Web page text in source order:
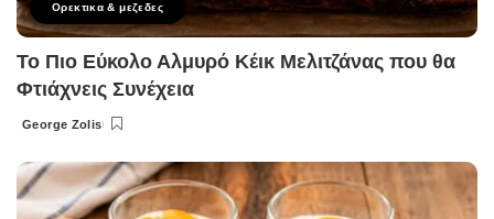
Ορεκτικα & μεζεδες
Το Πιο Εύκολο Αλμυρό Κέικ Μελιτζάνας που θα
Φτιάχνεις Συνέχεια
Posted
George Zolis